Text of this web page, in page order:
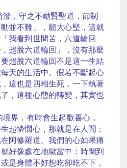
守之不動賢聖道，節制
並不難」，願大心堅，這就
我看到世間苦，六道輪回
超脫六道輪回」，沒有那麼
超脫六道輪回不是這一生結
天的生活中。假若不斷起心
這也是四相生死，一下執著
，這種心態的轉變，其實也
，有時會生起歡喜心，
起憐憫心，那就是在人間；
阿修羅道。我們的心如果痛
好像處在地獄當中：時間到
是身體不好想吃卻吃不下，